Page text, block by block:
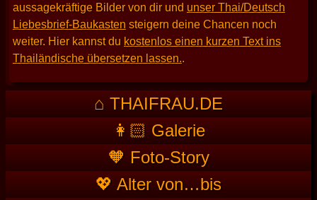
aussagekräftige Bilder von dir und unser Thai/Deutsch
Liebesbrief-Baukasten steigern deine Chancen noch
weiter. Hier kannst du kostenlos einen kurzen Text ins
Thailändische übersetzen lassen..
⌂ THAIFRAU.DE
👩🏻 Galerie
🧡 Foto-Story
💖 Alter von…bis